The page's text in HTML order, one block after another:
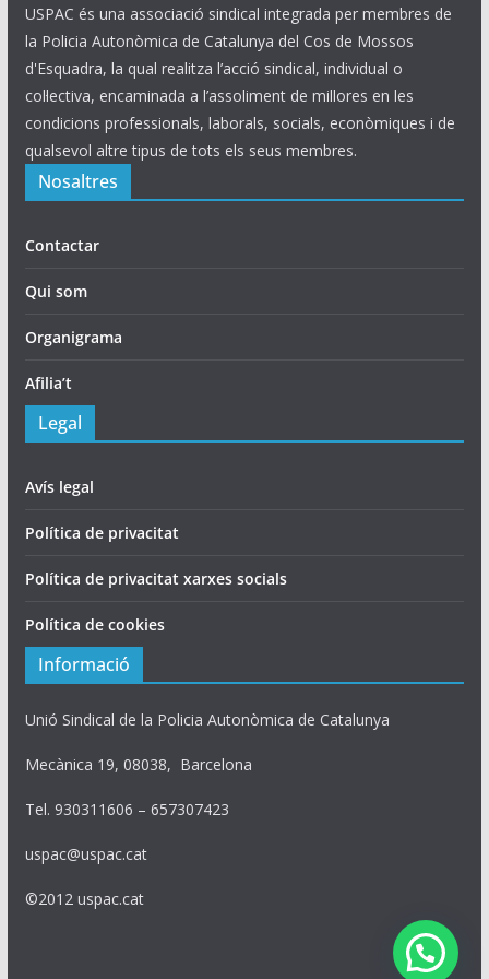
USPAC és una associació sindical integrada per membres de
la Policia Autonòmica de Catalunya del Cos de Mossos
d'Esquadra, la qual realitza l’acció sindical, individual o
col·lectiva, encaminada a l’assoliment de millores en les
condicions professionals, laborals, socials, econòmiques i de
qualsevol altre tipus de tots els seus membres.
Nosaltres
Contactar
Qui som
Organigrama
Afilia’t
Legal
Avís legal
Política de privacitat
Política de privacitat xarxes socials
Política de cookies
Informació
Unió Sindical de la Policia Autonòmica de Catalunya
Mecànica 19, 08038, Barcelona
Tel. 930311606 – 657307423
uspac@uspac.cat
©2012 uspac.cat